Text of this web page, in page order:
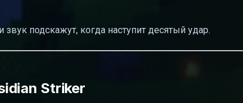
подскажут, когда наступит десятый удар.
Striker